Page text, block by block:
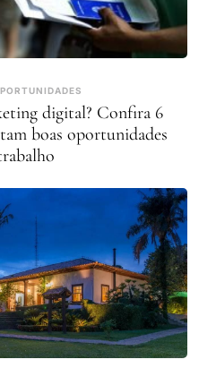
digital? Confira 6
boas oportunidades